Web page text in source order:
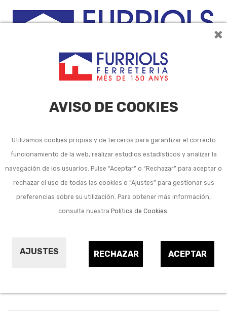
×
AVISO DE COOKIES
Utilizamos cookies propias y de terceros para garantizar el correcto
funcionamiento de la web, realizar estudios estadísticos y analizar la
navegación de los usuarios. Pulse “Aceptar” o “Rechazar” para aceptar o
rechazar el uso de todas las cookies o “Ajustes” para gestionar sus
preferencias sobre su utilización. Para obtener más información,
consulte nuestra Política de Cookies.
AJUSTES ACEPTAR
RECHAZAR
Listado de subcategorías en Jardineras y macetas para
plantas:
Jardineras y macetas de exterior para plantas
Jardineras y macetas